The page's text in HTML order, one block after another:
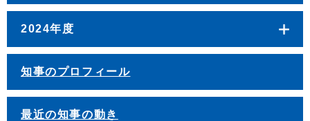
2024年度
知事のプロフィール
最近の知事の動き